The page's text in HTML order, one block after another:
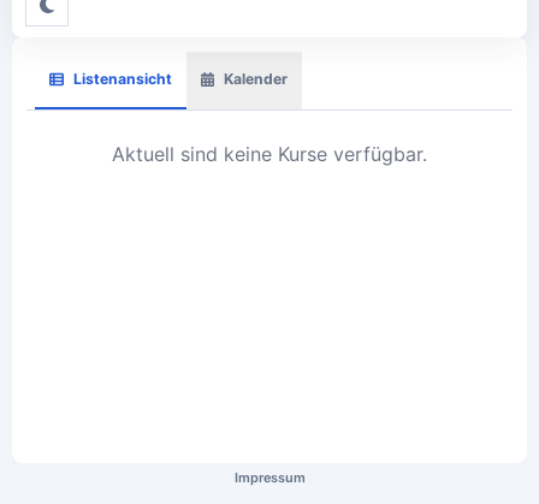
Listenansicht Kalender
Aktuell sind keine Kurse verfügbar.
Impressum